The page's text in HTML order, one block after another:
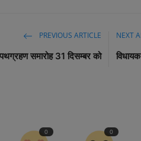
PREVIOUS ARTICLE
समारोह 31 दिसम्बर को
NEXT
0 0